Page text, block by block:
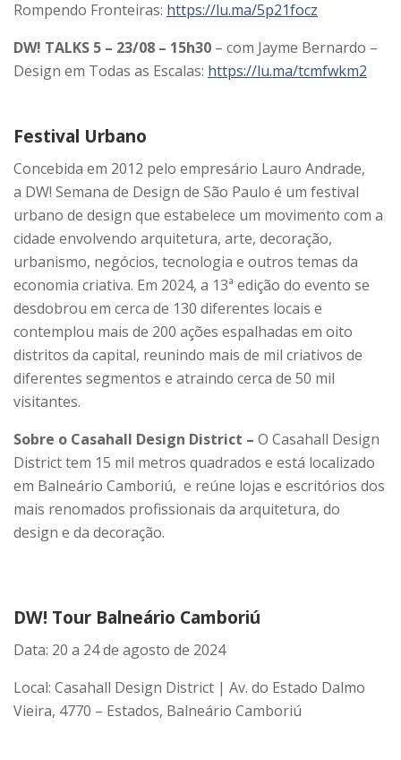
Rompendo Fronteiras: https://lu.ma/5p21focz
DW! TALKS 5 – 23/08 – 15h30 – com Jayme Bernardo –
Design em Todas as Escalas: https://lu.ma/tcmfwkm2
Festival Urbano
Concebida em 2012 pelo empresário Lauro Andrade,
a DW! Semana de Design de São Paulo é um festival
urbano de design que estabelece um movimento com a
cidade envolvendo arquitetura, arte, decoração,
urbanismo, negócios, tecnologia e outros temas da
economia criativa. Em 2024, a 13ª edição do evento se
desdobrou em cerca de 130 diferentes locais e
contemplou mais de 200 ações espalhadas em oito
distritos da capital, reunindo mais de mil criativos de
diferentes segmentos e atraindo cerca de 50 mil
visitantes.
Sobre o Casahall Design District – O Casahall Design
District tem 15 mil metros quadrados e está localizado
em Balneário Camboriú, e reúne lojas e escritórios dos
mais renomados profissionais da arquitetura, do
design e da decoração.
DW! Tour Balneário Camboriú
Data: 20 a 24 de agosto de 2024
Local: Casahall Design District | Av. do Estado Dalmo
Vieira, 4770 – Estados, Balneário Camboriú